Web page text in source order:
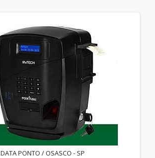
DATA PONTO / OSASCO - SP